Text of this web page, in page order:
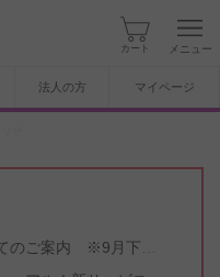
カート メニュー
法人の方 マイページ